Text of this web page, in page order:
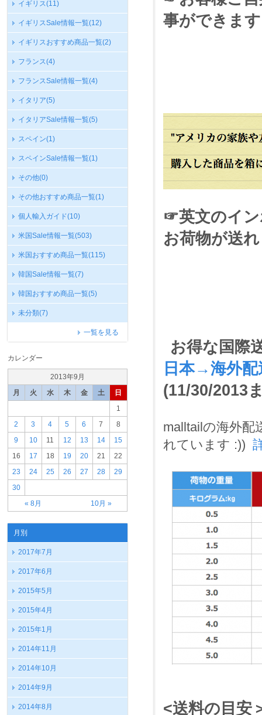
イギリス(11)
イギリスSale情報一覧(12)
イギリスおすすめ商品一覧(2)
フランス(4)
フランスSale情報一覧(4)
イタリア(5)
イタリアSale情報一覧(5)
スペイン(1)
スペインSale情報一覧(1)
その他(0)
その他おすすめ商品一覧(1)
個人輸入ガイド(10)
米国Sale情報一覧(503)
米国おすすめ商品一覧(115)
韓国Sale情報一覧(7)
韓国おすすめ商品一覧(5)
未分類(7)
一覧を見る
カレンダー
2013年9月
月
火 水 木 金 土 日
« 8月 10月 »
1
2
3 4 5 6 7
8
9
10 11 12 13 14
15
16
17 18 19 20 21
22
23
24 25 26 27 28
29
30
月別
2017年7月
2017年6月
2015年5月
2015年4月
2015年1月
2014年11月
2014年10月
2014年9月
2014年8月
事ができま
☞英文のイン
お荷物が送
お得な国際
日本→海外配
(11/30/2013
malltailの海外配
れています :))
<送料の目安